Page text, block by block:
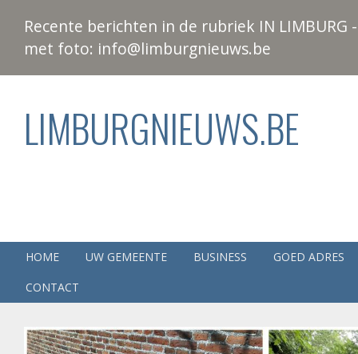
Recente berichten in de rubriek IN
met foto: info@limburgnieuws.be
LIMBURGNIEUWS.BE
HOME UW GEMEENTE BUSINESS
GOED ADRES
CONTACT